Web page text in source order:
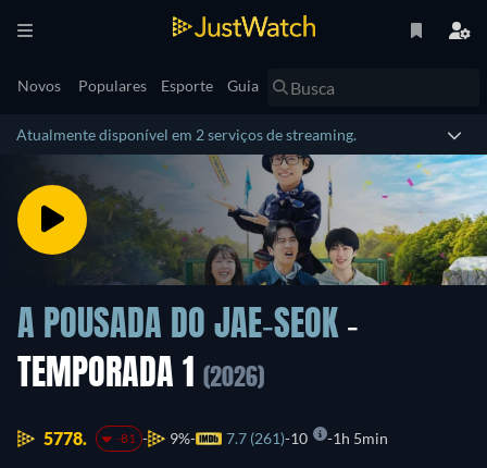
Novos Populares Esporte Guia
Atualmente disponível em 2 serviços de streaming.
A POUSADA DO JAE-SEOK -
TEMPORADA 1
(2026)
5778. -81 9% 7.7 (261) 10 1h 5min